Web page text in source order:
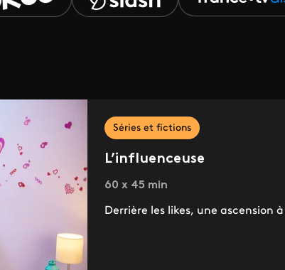
Séries et fictions
L’influenceuse
60 x 45 min
Derrière les likes, une ascension